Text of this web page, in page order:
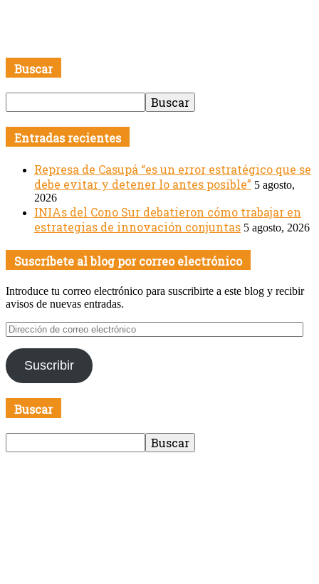
Buscar
Entradas recientes
Represa de Casupá “es un error estratégico que se
debe evitar y detener lo antes posible” 5 agosto,
2026
INIAs del Cono Sur debatieron cómo trabajar en
estrategias de innovación conjuntas 5 agosto, 2026
Suscríbete al blog por correo electrónico
Introduce tu correo electrónico para suscribirte a este blog y recibir
avisos de nuevas entradas.
Dirección
de
correo
electrónico
Suscribir
Buscar